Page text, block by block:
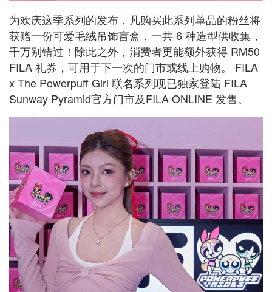
为欢庆这季系列的发布，凡购买此系列单品的粉丝将
获赠一份可爱毛绒吊饰盲盒，一共 6 种造型供收集，
千万别错过！除此之外，消费者更能额外获得 RM50
FILA 礼券，可用于下一次的门市或线上购物。 FILA
x The Powerpuff Girl 联名系列现已独家登陆 FILA
Sunway Pyramid官方门市及FILA ONLINE 发售。